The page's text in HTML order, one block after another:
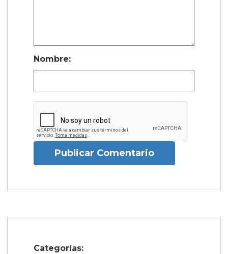
Nombre:
Publicar Comentario
Categorías: